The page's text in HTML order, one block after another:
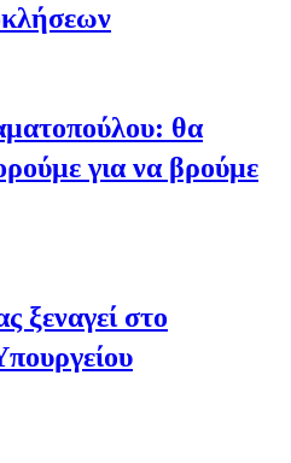
θα
για να βρούμε
ξεναγεί στο